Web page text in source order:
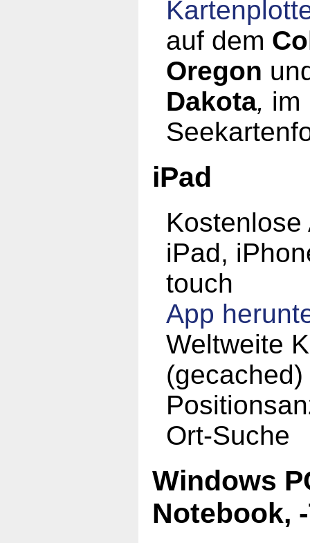
auf dem
Oregon
Dakota, im
iPad
Kostenlose
iPad,
touch
App
Weltweite
(gecached)
Ort-Suche
Windows
Notebook,